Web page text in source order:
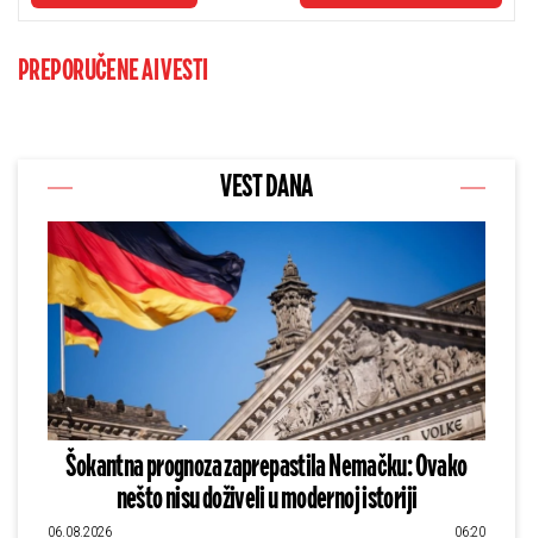
PREPORUČENE AI VESTI
VEST DANA
Šokantna prognoza zaprepastila Nemačku: Ovako
nešto nisu doživeli u modernoj istoriji
06.08.2026 06:20